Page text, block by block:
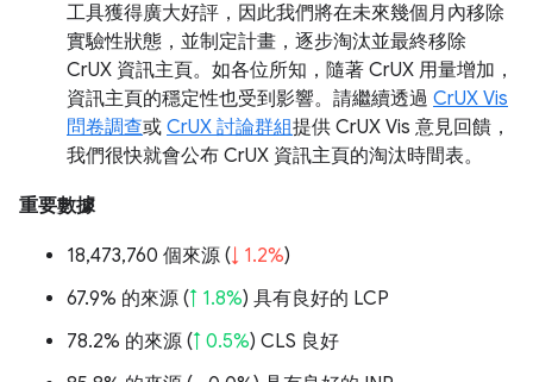
工具獲得廣大好評，因此我們將在未來幾個月內移除
實驗性狀態，並制定計畫，逐步淘汰並最終移除
CrUX 資訊主頁。如各位所知，隨著 CrUX 用量增加，
資訊主頁的穩定性也受到影響。請繼續透過 CrUX Vis
問卷調查或 CrUX 討論群組提供 CrUX Vis 意見回饋，
我們很快就會公布 CrUX 資訊主頁的淘汰時間表。
重要數據
18,473,760 個來源 (↓ 1.2%)
67.9% 的來源 (↑ 1.8%) 具有良好的 LCP
78.2% 的來源 (↑ 0.5%) CLS 良好